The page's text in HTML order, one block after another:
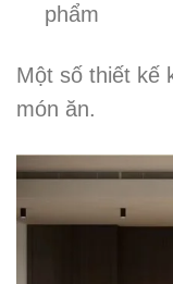
phẩm
Một số thiết kế
món ăn.